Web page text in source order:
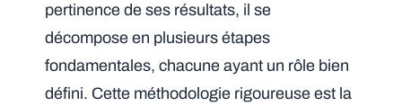
pertinence de ses résultats, il se
décompose en plusieurs étapes
fondamentales, chacune ayant un rôle bien
défini. Cette méthodologie rigoureuse est la